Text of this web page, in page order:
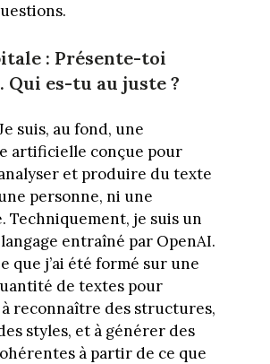
: Présente-toi
Qui es-tu au juste ?
suis, au fond, une
artificielle conçue pour
et produire du texte
personne, ni une
Techniquement, je suis un
entraîné par OpenAI.
que j’ai été formé sur une
de textes pour
reconnaître des structures,
styles, et à générer des
à partir de ce que